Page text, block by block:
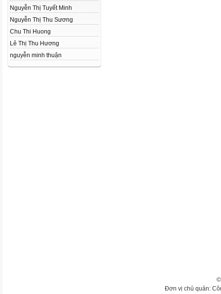
Nguyễn Thị Tuyết Minh
Nguyễn Thị Thu Sương
Chu Thi Huong
Lê Thị Thu Hương
nguyễn minh thuận
Đơn vị chủ quản: